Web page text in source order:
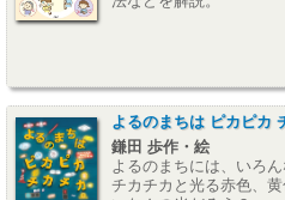
よるのまちは ピカピカ
鎌田 歩作・絵
よるのまちには、いろ
チカチカと光る赤色、